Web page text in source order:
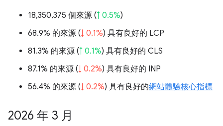
18,350,375 個來源 (↑ 0.5%)
68.9% 的來源 (↓ 0.1%) 具有良好的 LCP
81.3% 的來源 (↑ 0.1%) 具有良好的 CLS
87.1% 的來源 (↓ 0.2%) 具有良好的 INP
56.4% 的來源 (↓ 0.2%) 具有良好的網站體驗核心指標
2026 年 3 月